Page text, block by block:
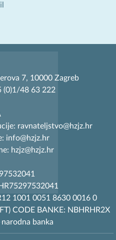
7, 10000 Zagreb
(0)1/48 63 222
ravnateljstvo@hzjz.hr
info@hzjz.hr
hzjz@hzjz.hr
1001 0051 8630 0016 0
CODE BANKE: NBHRHR2X
banka